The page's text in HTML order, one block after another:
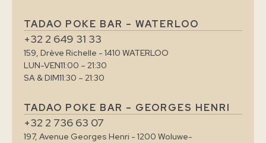
TADAO POKE BAR – WATERLOO
+32 2 649 31 33
159, Drève Richelle - 1410 WATERLOO
LUN-VEN11:00 – 21:30
SA & DIM11:30 – 21:30
TADAO POKE BAR – GEORGES HENRI
+32 2 736 63 07
197, Avenue Georges Henri - 1200 Woluwe-